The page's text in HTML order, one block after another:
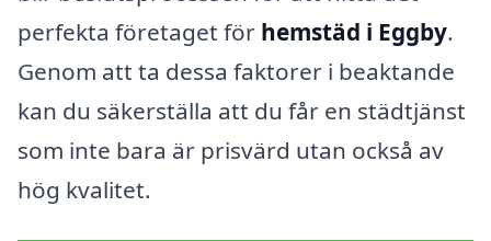
perfekta företaget för hemstäd i Eggby.
Genom att ta dessa faktorer i beaktande
kan du säkerställa att du får en städtjänst
som inte bara är prisvärd utan också av
hög kvalitet.